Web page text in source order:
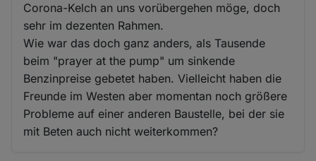
Corona-Kelch an uns vorübergehen möge, doch
sehr im dezenten Rahmen.
Wie war das doch ganz anders, als Tausende
beim "prayer at the pump" um sinkende
Benzinpreise gebetet haben. Vielleicht haben die
Freunde im Westen aber momentan noch größere
Probleme auf einer anderen Baustelle, bei der sie
mit Beten auch nicht weiterkommen?